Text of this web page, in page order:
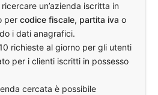
un’azienda iscritta in
percodice fiscale, partita iva o
i dati anagrafici.
richieste al giorno per gli utenti
per i clienti iscritti in possesso
cercata è possibile